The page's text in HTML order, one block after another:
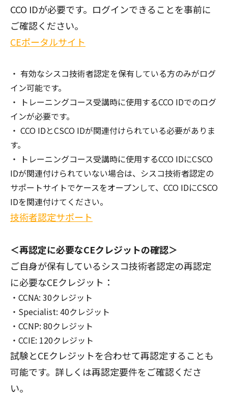
CCO IDが必要です。ログインできることを事前に
ご確認ください。
CEポータルサイト
有効なシスコ技術者認定を保有している方のみがログ
イン可能です。
トレーニングコース受講時に使用するCCO IDでのログ
インが必要です。
CCO IDとCSCO IDが関連付けられている必要がありま
す。
トレーニングコース受講時に使用するCCO IDにCSCO
IDが関連付けられていない場合は、シスコ技術者認定の
サポートサイトでケースをオープンして、CCO IDにCSCO
IDを関連付けてください。
技術者認定サポート
＜再認定に必要なCEクレジットの確認＞
ご自身が保有しているシスコ技術者認定の再認定
に必要なCEクレジット：
CCNA: 30クレジット
Specialist: 40クレジット
CCNP: 80クレジット
CCIE: 120クレジット
試験とCEクレジットを合わせて再認定することも
可能です。詳しくは再認定要件をご確認くださ
い。